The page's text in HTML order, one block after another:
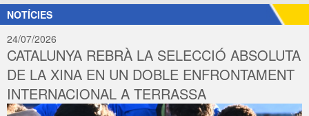
NOTÍCIES
24/07/2026
CATALUNYA REBRÀ LA SELECCIÓ ABSOLUTA
DE LA XINA EN UN DOBLE ENFRONTAMENT
INTERNACIONAL A TERRASSA